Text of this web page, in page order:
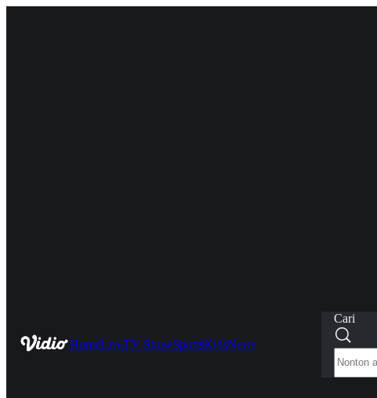
HomeLiveTV ShowSportsKidsNews
Cari